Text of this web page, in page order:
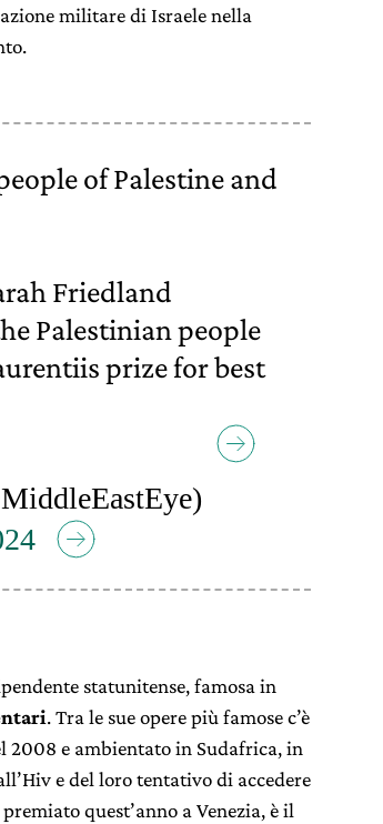
militare di Israele nella
of Palestine and
Friedland
Palestinian people
prize for best
statunitense, famosa in
. Tra le sue opere più famose c’è
2008 e ambientato in Sudafrica, in
e del loro tentativo di accedere
quest’anno a Venezia, è il